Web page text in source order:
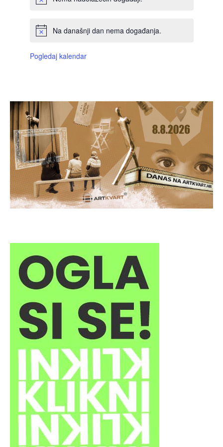
Na današnji dan nema događanja.
Pogledaj kalendar